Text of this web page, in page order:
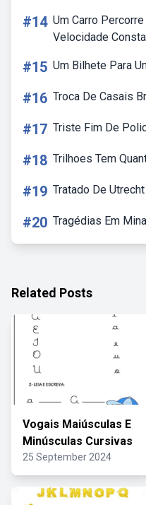
#14 Um Carro
Velocidade
#15 Um Bilhete Para
#16 Troca De Casais
#17 Triste Fim De
#18 Trilhoes Tem
#19 Tratado De
#20 Tragédias Em
Related Posts
Vogais Maiúsculas E
Minúsculas Cursivas
25 September 2024